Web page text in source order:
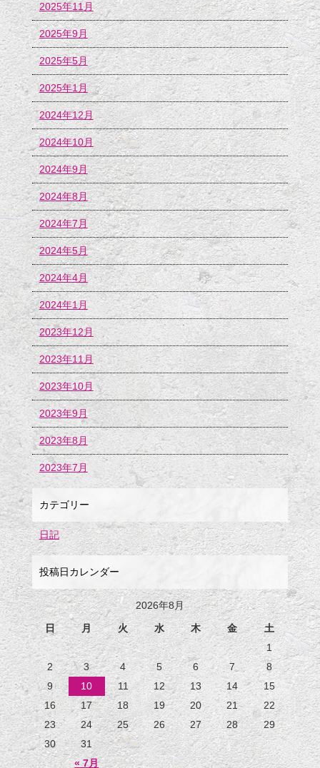
2025年11月
2025年9月
2025年5月
2025年1月
2024年12月
2024年10月
2024年9月
2024年8月
2024年7月
2024年5月
2024年4月
2024年1月
2023年12月
2023年11月
2023年10月
2023年9月
2023年8月
2023年7月
カテゴリー
日記
投稿日カレンダー
2026年8月
日
月 火 水 木 金 土
« 7月
1
2
3 4 5 6 7
8
9
10 11 12 13 14
15
16
17 18 19 20 21
22
23
24 25 26 27 28
29
30
31